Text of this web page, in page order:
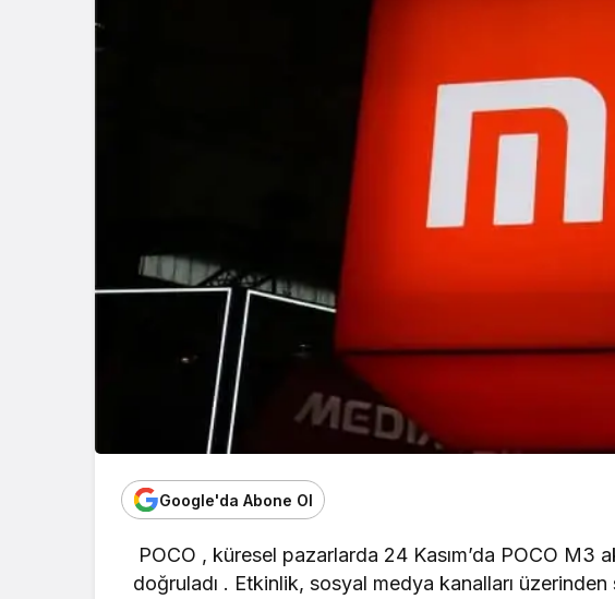
Google'da Abone Ol
POCO , küresel pazarlarda 24 Kasım’da POCO M3
doğruladı . Etkinlik, sosyal medya kanalları